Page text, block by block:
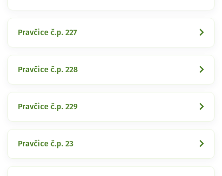
Pravčice č.p. 227
Pravčice č.p. 228
Pravčice č.p. 229
Pravčice č.p. 23